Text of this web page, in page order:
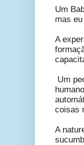
Um
mas
A
Um
coisas
A